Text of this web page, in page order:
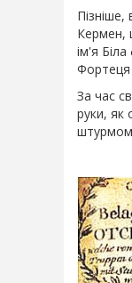
Кермен,
ім'я
Фортеця
За час
руки, як
штурмом